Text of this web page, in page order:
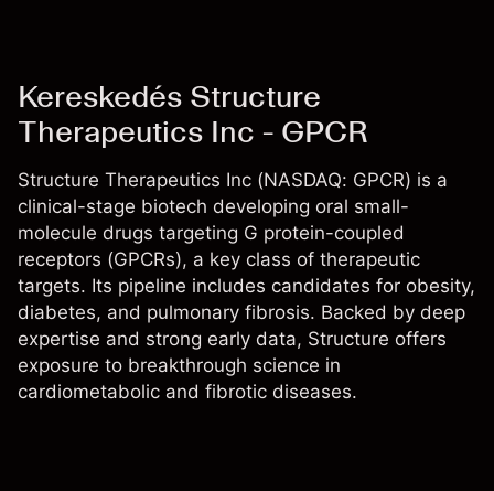
Kereskedés Structure
Therapeutics Inc - GPCR
Structure Therapeutics Inc (NASDAQ: GPCR) is a
clinical-stage biotech developing oral small-
molecule drugs targeting G protein-coupled
receptors (GPCRs), a key class of therapeutic
targets. Its pipeline includes candidates for obesity,
diabetes, and pulmonary fibrosis. Backed by deep
expertise and strong early data, Structure offers
exposure to breakthrough science in
cardiometabolic and fibrotic diseases.